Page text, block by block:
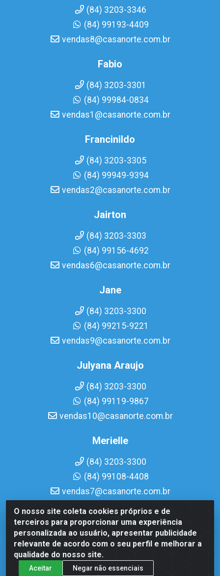
O nosso site coleta cookies próprios e de
terceiros para proporcionar uma experiência
personalizada ao usuário, apresentar publicidade
relevante de acordo com o seu perfil e melhorar a
qualidade do nosso site.
Aceitar Negar não essenciais
(84) 3203-3346
(84) 99193-4409
vendas8@casanorte.com.br
Fabio
(84) 3203-3301
(84) 99984-0834
vendas1@casanorte.com.br
Francinildo
(84) 3203-3305
(84) 99949-9394
vendas2@casanorte.com.br
Jairton
(84) 3203-3303
(84) 99156-4692
vendas6@casanorte.com.br
Jane
(84) 3203-3300
(84) 99215-9221
vendas9@casanorte.com.br
Julyana Araujo
(84) 3203-3300
(84) 99119-9867
vendas10@casanorte.com.br
Merielle
(84) 3203-3300
(84) 99108-4408
vendas7@casanorte.com.br
Casa Norte LTDA - Av. Interventor Mário Câmara, 1815 - Dix-
Sept Rosado, Natal/RN - CEP 59054-600 - CNPJ
08.713.513/0001-51